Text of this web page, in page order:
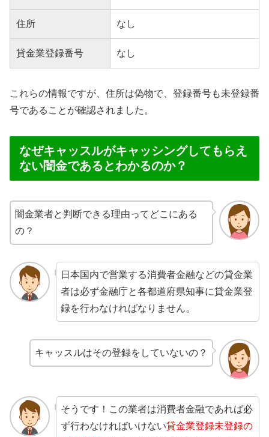
住所 なし
貸金業登録番号 なし
これらの情報ですが、住所は偽物で、登録番号も未登録番
号であることが確認されました。
なぜキャッスルがキャッシングしてもらえ
ない闇金であるとわかるのか？
闇金業者と判断できる理由ってどこにある
の？
日本国内で営業する消費者金融などの貸金業
者は必ず金融庁と各都道府県知事に貸金業登
録を行わなければなりません。
キャッスルはその登録をしていないの？
そうです！この業者は消費者金融であれば必
ず行わなければいけない貸金業登録未登録の